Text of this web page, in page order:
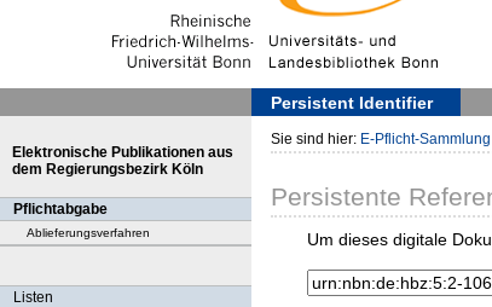
Persistent Identifier
Elektronische Publikationen aus
dem Regierungsbezirk Köln
Pflichtabgabe
Ablieferungsverfahren
Listen
Sie sind hier: E-Pflicht-Sammlung
Persistente
Um dieses digitale